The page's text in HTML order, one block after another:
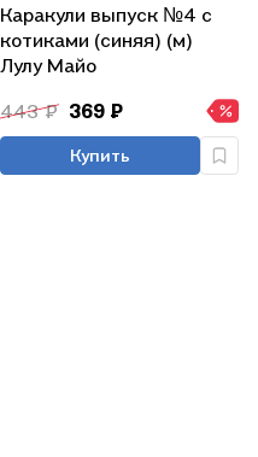
Каракули выпуск №4 с
котиками (синяя) (м)
Лулу Майо
443 ₽ 369 ₽
Купить